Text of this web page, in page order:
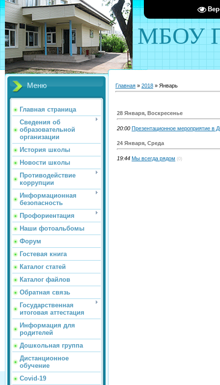
МБОУ
Меню
Главная страница
Сведения об
образовательной
организации
История школы
Новости школы
Противодействие
коррупции
Информационная
безопасность
Профориентация
Наши фотоальбомы
Форум
Гостевая книга
Каталог статей
Каталог файлов
Обратная связь
Государственная
итоговая аттестация
Информация для
родителей
Дошкольная группа
Дистанционное
обучение
Covid-19
Главная » 2018 » Январь
28 Января, Воскресенье
20:00 Презентационное мероприятие
24 Января, Среда
19:44 Мы всегда рядом (0)